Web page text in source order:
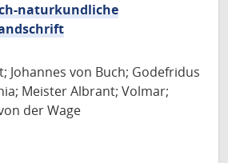
naturkundliche
Johannes von Buch; Godefridus
Meister Albrant; Volmar;
der Wage